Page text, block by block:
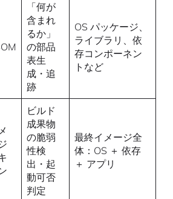
「何が
含まれ
るか」
の部品
表生
成・追
跡
OS パッケージ、
ライブラリ、依
存コンポーネン
トなど
ビルド
成果物
の脆弱
性検
出・起
動可否
判定
最終イメージ全
体：OS ＋ 依存
＋ アプリ